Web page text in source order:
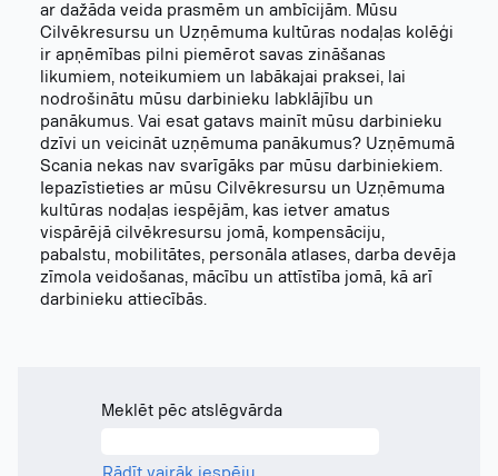
ar dažāda veida prasmēm un ambīcijām. Mūsu
Cilvēkresursu un Uzņēmuma kultūras nodaļas kolēģi
ir apņēmības pilni piemērot savas zināšanas
likumiem, noteikumiem un labākajai praksei, lai
nodrošinātu mūsu darbinieku labklājību un
panākumus. Vai esat gatavs mainīt mūsu darbinieku
dzīvi un veicināt uzņēmuma panākumus? Uzņēmumā
Scania nekas nav svarīgāks par mūsu darbiniekiem.
Iepazīstieties ar mūsu Cilvēkresursu un Uzņēmuma
kultūras nodaļas iespējām, kas ietver amatus
vispārējā cilvēkresursu jomā, kompensāciju,
pabalstu, mobilitātes, personāla atlases, darba devēja
zīmola veidošanas, mācību un attīstība jomā, kā arī
darbinieku attiecībās.
Meklēt pēc atslēgvārda